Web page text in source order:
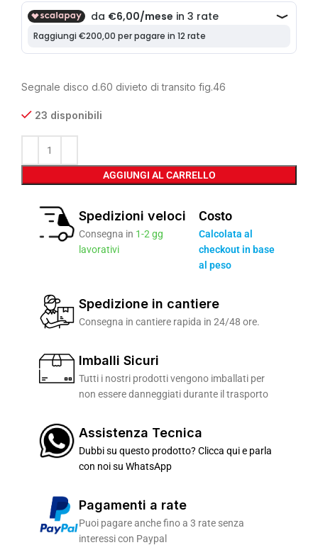
Segnale disco d.60 divieto di transito fig.46
23 disponibili
AGGIUNGI AL CARRELLO
Spedizioni veloci
Consegna in 1-2 gg
lavorativi
Costo
Calcolata al
checkout in base
al peso
Spedizione in cantiere
Consegna in cantiere rapida in 24/48 ore.
Imballi Sicuri
Tutti i nostri prodotti vengono imballati per
non essere danneggiati durante il trasporto
Assistenza Tecnica
Dubbi su questo prodotto? Clicca qui e parla
con noi su WhatsApp
Pagamenti a rate
Puoi pagare anche fino a 3 rate senza
interessi con Paypal